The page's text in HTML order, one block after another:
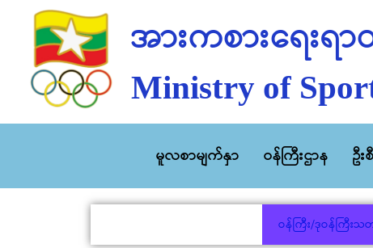
အားကစားရေးရာ
Ministry of
မူလစာမျက်နှာ ဝန်ကြီးဌာန ဦး
ဝန်ကြီး/ဒုဝန်ကြီးသတ